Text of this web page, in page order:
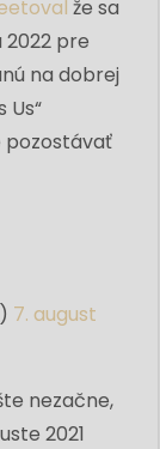
že sa
pre
na dobrej
Us“
pozostávať
7. august
nezačne,
2021